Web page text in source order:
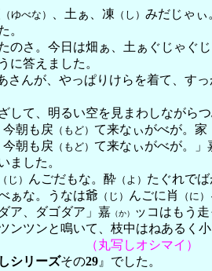
（ゆべな） 、土ぁ、凍 （し） みだじゃぃ
。
のさ。今日は畑ぁ、土ぁぐじゃぐ
に答えました。
さんが、やっぱりけらを着て、す
して、明るい空を見まわしながら
今朝も戻 （もど） て来なぃがべが。家
今朝も戻 （もど） て来なぃがべが。」
ました。
（じ） んごだもな。酔 （よ） たぐれで
ぁな。うなは爺 （じ） んごに肖 （に）
ア、ダゴダア」嘉 （か）
ッコはもう
ンツンと鳴いて、枝中はねあるく
（丸写しオシマイ）
シリーズその29 』でした。